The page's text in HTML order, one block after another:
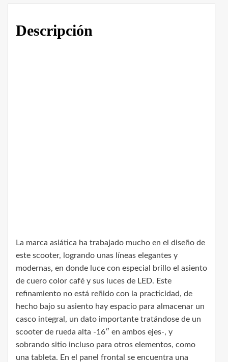
Descripción
La marca asiática ha trabajado mucho en el diseño de
este scooter, logrando unas líneas elegantes y
modernas, en donde luce con especial brillo el asiento
de cuero color café y sus luces de LED. Este
refinamiento no está reñido con la practicidad, de
hecho bajo su asiento hay espacio para almacenar un
casco integral, un dato importante tratándose de un
scooter de rueda alta -16″ en ambos ejes-, y
sobrando sitio incluso para otros elementos, como
una tableta. En el panel frontal se encuentra una